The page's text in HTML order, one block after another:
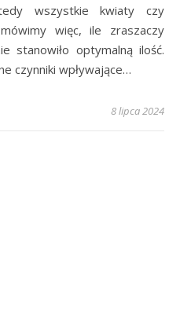
wszystkie kwiaty czy
więc, ile zraszaczy
stanowiło optymalną ilość.
czynniki wpływające…
8 lipca 2024